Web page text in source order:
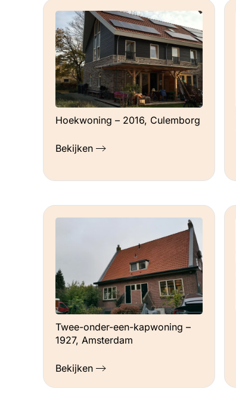
Hoekwoning – 2016, Culemborg
Bekijken
Twee-onder-een-kapwoning –
1927, Amsterdam
Bekijken